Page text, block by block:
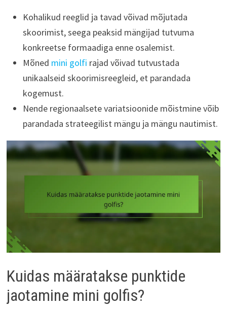
Kohalikud reeglid ja tavad võivad mõjutada
skoorimist, seega peaksid mängijad tutvuma
konkreetse formaadiga enne osalemist.
Mõned mini golfi rajad võivad tutvustada
unikaalseid skoorimisreegleid, et parandada
kogemust.
Nende regionaalsete variatsioonide mõistmine võib
parandada strateegilist mängu ja mängu nautimist.
Kuidas määratakse punktide
jaotamine mini golfis?